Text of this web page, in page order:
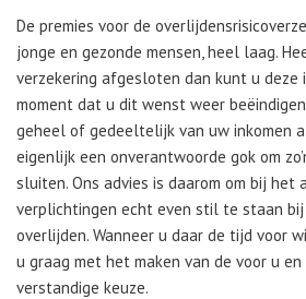
De premies voor de
jonge en gezonde mensen, heel laag.
verzekering afgesloten dan kunt u deze
moment dat u dit wenst weer
geheel of gedeeltelijk van uw inkomen
eigenlijk een onverantwoorde gok om
sluiten. Ons advies is daarom om bij het
verplichtingen echt even stil te staan
overlijden. Wanneer u daar de tijd voor
u graag met het maken van de voor u
verstandige keuze.